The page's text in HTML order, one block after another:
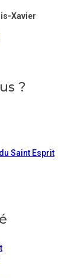
Xavier
?
Saint Esprit